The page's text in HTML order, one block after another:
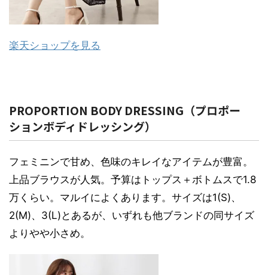
楽天ショップを見る
PROPORTION BODY DRESSING（プロポー
ションボディドレッシング）
フェミニンで甘め、色味のキレイなアイテムが豊富。
上品ブラウスが人気。予算はトップス＋ボトムスで1.8
万くらい。マルイによくあります。サイズは1(S)、
2(M)、3(L)とあるが、いずれも他ブランドの同サイズ
よりやや小さめ。